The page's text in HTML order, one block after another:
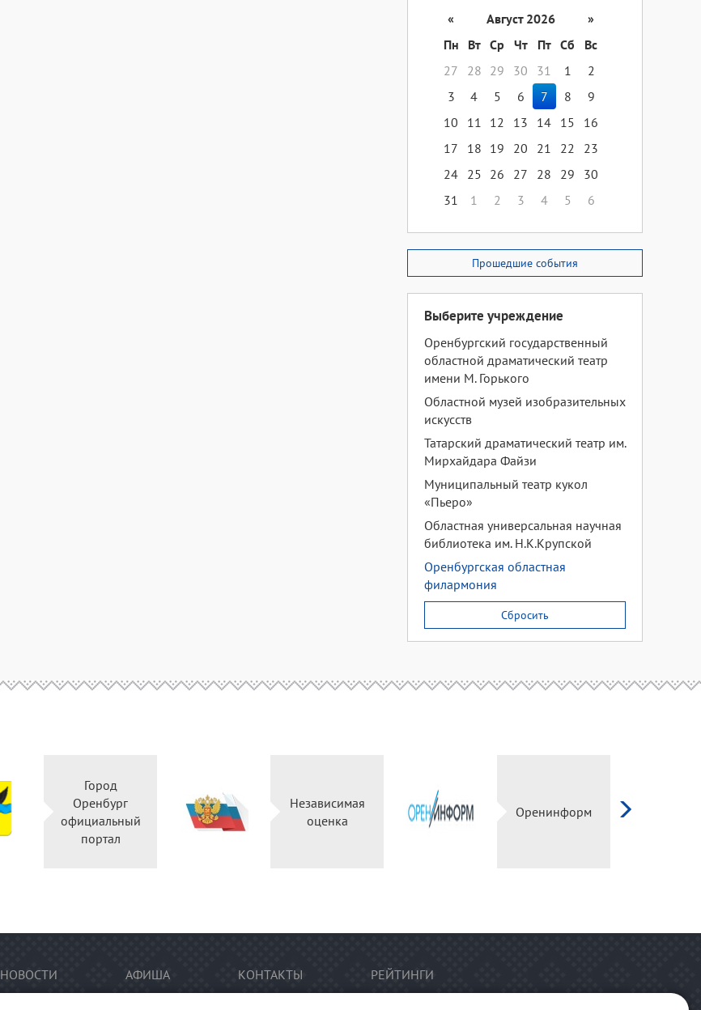
« Август 2026
»
Пн
Вт Ср Чт Пт Сб
Вс
27
28 29 30 31 1
2
3
4 5 6 7 8
9
10
11 12 13 14 15
16
17
18 19 20 21 22
23
24 25 26 27 28 29
30
31
1 2 3 4 5 6
Прошедшие события
Выберите учреждение
Оренбургский государственный
областной драматический театр
имени М. Горького
Областной музей изобразительных
искусств
Татарский драматический театр им.
Мирхайдара Файзи
Муниципальный театр кукол
«Пьеро»
Областная универсальная научная
библиотека им. Н.К.Крупской
Оренбургская областная
филармония
Сбросить
Город
Оренбург
официальный
портал
Независимая
оценка
Оренинформ
НОВОСТИ АФИША КОНТАКТЫ РЕЙТИНГИ